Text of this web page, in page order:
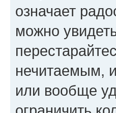
означает
можно
нечитаемым,
или вообще